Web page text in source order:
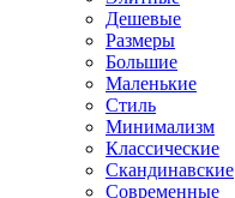
Дешевые
Размеры
Большие
Маленькие
Стиль
Минимализм
Классические
Скандинавские
Современные